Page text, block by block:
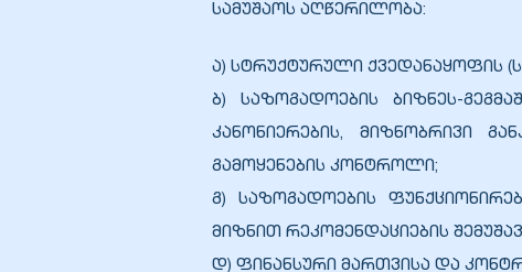
სამუშაოს აღწერილობა:
ა) სტრუქტურული ქვედანაყოფის
ბ) საზოგადოების ბიზნეს-
კანონიერების, მიზნობრივი
გამოყენების კონტროლი;
გ) საზოგადოების
მიზნით რეკომენდაციების
დ) ფინანსური მართვისა და